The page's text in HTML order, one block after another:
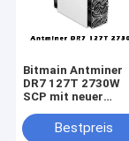
Bitmain Antminer
DR7 127T 2730W
SCP mit neuer
Bestpreis